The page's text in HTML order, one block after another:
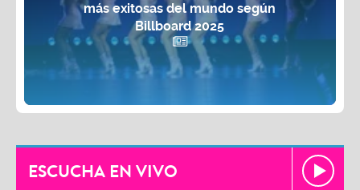
más exitosas del mundo según
Billboard 2025
ESCUCHA EN VIVO